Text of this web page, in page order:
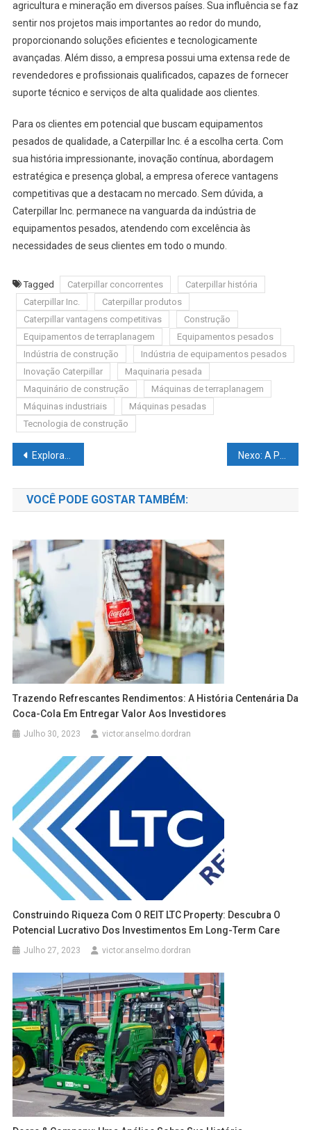
agricultura e mineração em diversos países. Sua influência se faz
sentir nos projetos mais importantes ao redor do mundo,
proporcionando soluções eficientes e tecnologicamente
avançadas. Além disso, a empresa possui uma extensa rede de
revendedores e profissionais qualificados, capazes de fornecer
suporte técnico e serviços de alta qualidade aos clientes.
Para os clientes em potencial que buscam equipamentos
pesados de qualidade, a Caterpillar Inc. é a escolha certa. Com
sua história impressionante, inovação contínua, abordagem
estratégica e presença global, a empresa oferece vantagens
competitivas que a destacam no mercado. Sem dúvida, a
Caterpillar Inc. permanece na vanguarda da indústria de
equipamentos pesados, atendendo com excelência às
necessidades de seus clientes em todo o mundo.
Tagged Caterpillar concorrentes
Caterpillar história
Caterpillar Inc.
Caterpillar produtos
Caterpillar vantagens competitivas
Construção
Equipamentos de terraplanagem
Equipamentos pesados
Indústria de construção
Indústria de equipamentos pesados
Inovação Caterpillar
Maquinaria pesada
Maquinário de construção
Máquinas de terraplanagem
Máquinas industriais
Máquinas pesadas
Tecnologia de construção
Explorando o Futuro da Saúde: Um Olhar Profundo sobre o UnitedHealth Group Incorporated
VOCÊ PODE GOSTAR TAMBÉM:
Trazendo Refrescantes Rendimentos: A História Centenária Da
Coca-Cola Em Entregar Valor Aos Investidores
Julho 30, 2023 victor.anselmo.dordran
Construindo Riqueza Com O REIT LTC Property: Descubra O
Potencial Lucrativo Dos Investimentos Em Long-Term Care
Julho 27, 2023 victor.anselmo.dordran